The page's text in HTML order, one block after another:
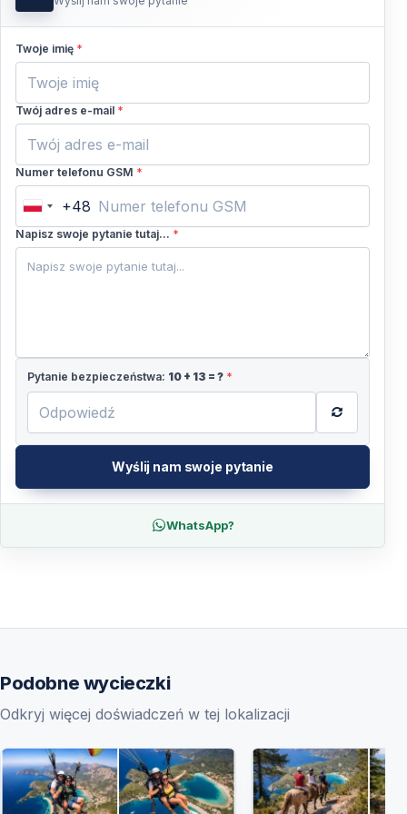
Twoje imię *
Twój adres e-mail *
Numer telefonu GSM *
Poland
+48
+48
Napisz swoje pytanie tutaj... *
Pytanie bezpieczeństwa: 10 + 13 = ? *
Wyślij nam swoje pytanie
WhatsApp?
Podobne wycieczki
Odkryj więcej doświadczeń w tej lokalizacji